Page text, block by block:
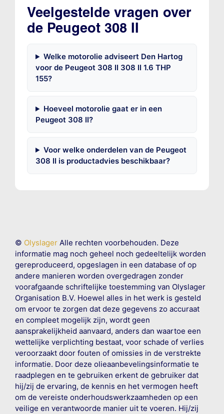
Veelgestelde vragen over
de Peugeot 308 II
Welke motorolie adviseert Den Hartog
voor de Peugeot 308 II 308 II 1.6 THP
155?
Hoeveel motorolie gaat er in een
Peugeot 308 II?
Voor welke onderdelen van de Peugeot
308 II is productadvies beschikbaar?
© OlyslagerAlle rechten voorbehouden. Deze
informatie mag noch geheel noch gedeeltelijk worden
gereproduceerd, opgeslagen in een database of op
andere manieren worden overgedragen zonder
voorafgaande schriftelijke toestemming van Olyslager
Organisation B.V. Hoewel alles in het werk is gesteld
om ervoor te zorgen dat deze gegevens zo accuraat
en compleet mogelijk zijn, wordt geen
aansprakelijkheid aanvaard, anders dan waartoe een
wettelijke verplichting bestaat, voor schade of verlies
veroorzaakt door fouten of omissies in de verstrekte
informatie. Door deze olieaanbevelingsinformatie te
raadplegen en te gebruiken erkent de gebruiker dat
hij/zij de ervaring, de kennis en het vermogen heeft
om de vereiste onderhoudswerkzaamheden op een
veilige en verantwoorde manier uit te voeren. Hij/zij